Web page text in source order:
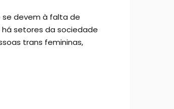
se devem à falta de
setores da sociedade
trans femininas,